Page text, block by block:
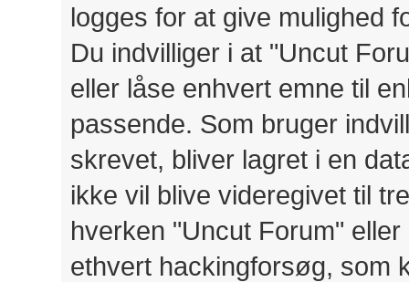
logges for at give mulighed
Du indvilliger i at "Uncut
eller låse enhvert emne til
passende. Som bruger
skrevet, bliver lagret i en
ikke vil blive videregivet til
hverken "Uncut Forum"
ethvert hackingforsøg, som